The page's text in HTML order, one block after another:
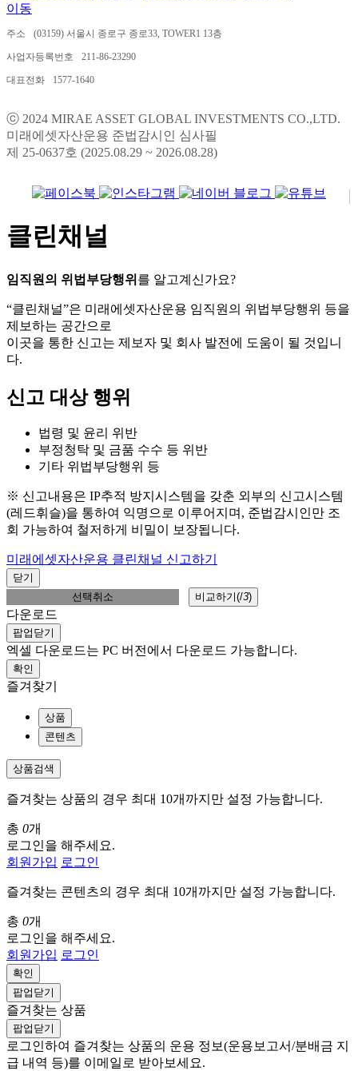
이동
주소 (03159) 서울시 종로구 종로33, TOWER1 13층
사업자등록번호 211-86-23290
대표전화 1577-1640
ⓒ 2024 MIRAE ASSET GLOBAL INVESTMENTS CO.,LTD.
미래에셋자산운용 준법감시인 심사필
제 25-0637호 (2025.08.29 ~ 2026.08.28)
클린채널
임직원의 위법부당행위 를 알고계신가요?
“클린채널”은 미래에셋자산운용 임직원의 위법부당행위 등을
제보하는 공간으로
이곳을 통한 신고는 제보자 및 회사 발전에 도움이 될 것입니
다.
신고 대상 행위
법령 및 윤리 위반
부정청탁 및 금품 수수 등 위반
기타 위법부당행위 등
※ 신고내용은 IP추적 방지시스템을 갖춘 외부의 신고시스템
(레드휘슬)을 통하여 익명으로 이루어지며, 준법감시인만 조
회 가능하여 철저하게 비밀이 보장됩니다.
미래에셋자산운용 클린채널 신고하기
닫기
선택취소
비교하기(/3)
다운로드
팝업닫기
엑셀 다운로드는 PC 버전에서 다운로드 가능합니다.
확인
즐겨찾기
상품
콘텐츠
상품검색
즐겨찾는 상품의 경우 최대 10개까지만 설정 가능합니다.
총 0개
로그인을 해주세요.
회원가입 로그인
즐겨찾는 콘텐츠의 경우 최대 10개까지만 설정 가능합니다.
총 0개
로그인을 해주세요.
회원가입 로그인
확인
팝업닫기
즐겨찾는 상품
팝업닫기
로그인하여 즐겨찾는 상품의 운용 정보(운용보고서/분배금 지
급 내역 등)를 이메일로 받아보세요.